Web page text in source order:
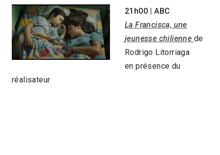
21h00 | ABC
La Francisca, une
jeunesse chilienne de
Rodrigo Litorriaga
en présence du
réalisateur